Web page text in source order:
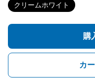
クリームホワイト
購
カ